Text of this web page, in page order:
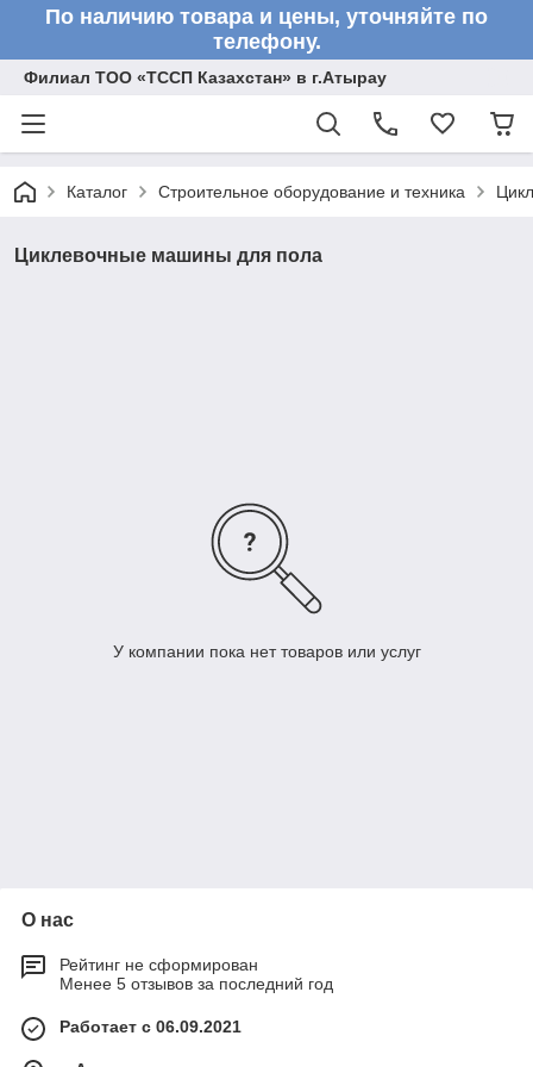
По наличию товара и цены, уточняйте по
телефону.
Филиал ТОО «ТССП Казахстан» в г.Атырау
Каталог Строительное оборудование и техника
Циклевочные машины для пола
У компании пока нет товаров или услуг
О нас
Рейтинг не сформирован
Менее 5 отзывов за последний год
Работает с 06.09.2021